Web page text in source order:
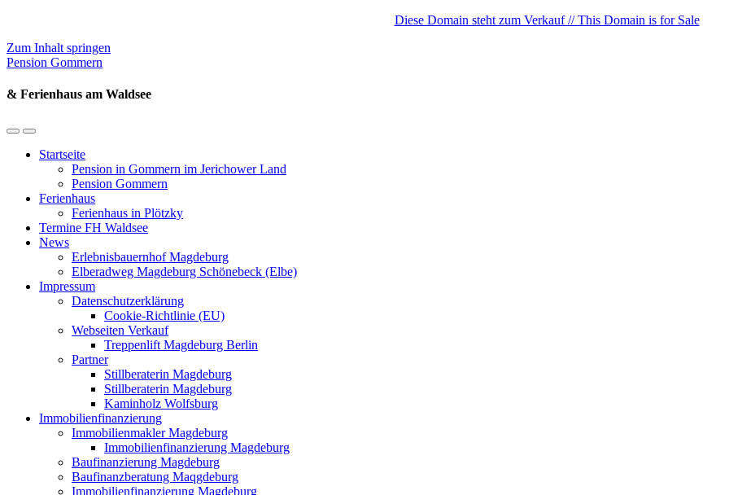
Diese Domain steht zum Verkauf // This Domain is for Sale
Zum Inhalt springen
Pension Gommern
& Ferienhaus am Waldsee
Mobil-
umschalten
Suchfeld
umschalten
Startseite
Pension in Gommern im Jerichower Land
Pension Gommern
Ferienhaus
Ferienhaus in Plötzky
Termine FH Waldsee
News
Erlebnisbauernhof Magdeburg
Elberadweg Magdeburg Schönebeck (Elbe)
Impressum
Datenschutzerklärung
Cookie-Richtlinie (EU)
Webseiten Verkauf
Treppenlift Magdeburg Berlin
Partner
Stillberaterin Magdeburg
Stillberaterin Magdeburg
Kaminholz Wolfsburg
Immobilienfinanzierung
Immobilienmakler Magdeburg
Immobilienfinanzierung Magdeburg
Baufinanzierung Magdeburg
Baufinanzberatung Maqgdeburg
Immobilienfinanzierung Magdeburg